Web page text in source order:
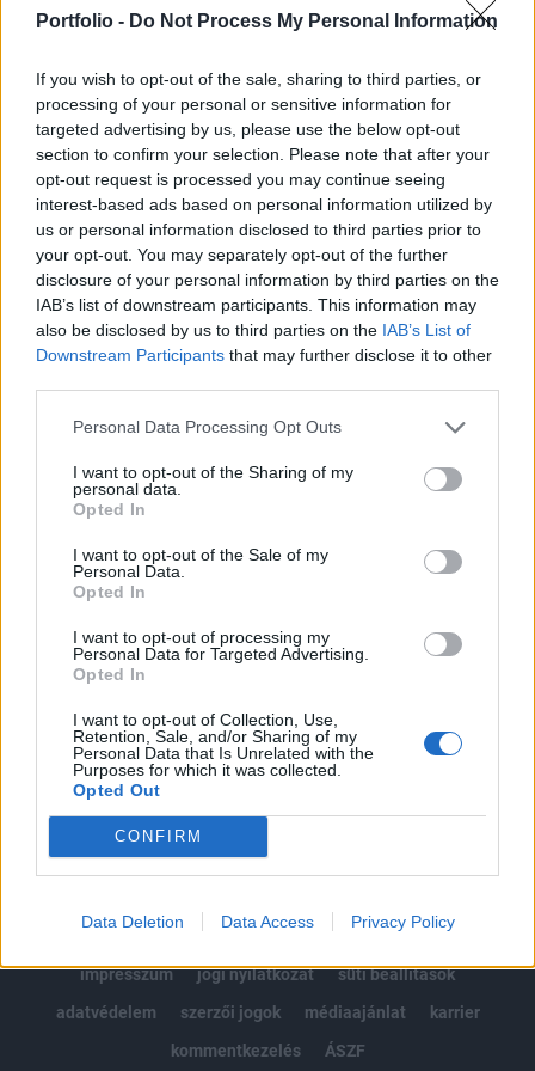
Portfolio - Do Not Process My Personal Information
If you wish to opt-out of the sale, sharing to third parties, or
processing of your personal or sensitive information for
targeted advertising by us, please use the below opt-out
section to confirm your selection. Please note that after your
opt-out request is processed you may continue seeing
interest-based ads based on personal information utilized by
us or personal information disclosed to third parties prior to
your opt-out. You may separately opt-out of the further
disclosure of your personal information by third parties on the
IAB’s list of downstream participants. This information may
also be disclosed by us to third parties on the IAB’s List of
Downstream Participants that may further disclose it to other
Personal Data Processing Opt Outs
I want to opt-out of the Sharing of my
personal data.
Opted In
I want to opt-out of the Sale of my
Personal Data.
Opted In
I want to opt-out of processing my
Personal Data for Targeted Advertising.
Opted In
I want to opt-out of Collection, Use,
Retention, Sale, and/or Sharing of my
Personal Data that Is Unrelated with the
Purposes for which it was collected.
Opted Out
CONFIRM
Data Deletion Data Access Privacy Policy
elején korrigálódott is, ezen érték tehát a folyó
A gyógyszer-gazdaságossági törvény 12%-os adójának
hatása az idei év egészében mintegy 2.4 mrd Ft-ot tesz
majd ki, ami az Egis pénzügyi évében 1.8 mrd Ft-ot jelent
majd. Ezen felül az orvoslátogatói díjak további 0.5 mrd Ft-
os terhet rónak a cégre a jelenlegi hálózat fenntartása
esetén. Ha a piac kiköveteli, azaz a látogatásoknak nincs
értelme, akkor sor kerülhet...
KEDVES OLVASÓNK!
tartozik, melynek olvasása előfizetéses
regisztrációhoz kötött.
Az előfizetés a következőket tartalmazza:
Kötéslisták: BÉT elmúlt 2 év napon belüli
kötéslistái
Előfizetés
MÁR ELŐFIZETŐNK VAGY?BEJELENTKEZÉS
impresszum
jogi nyilatkozat
süti beállítások
adatvédelem
szerzői jogok médiaajánlat
karrier
kommentkezelés
ÁSZF